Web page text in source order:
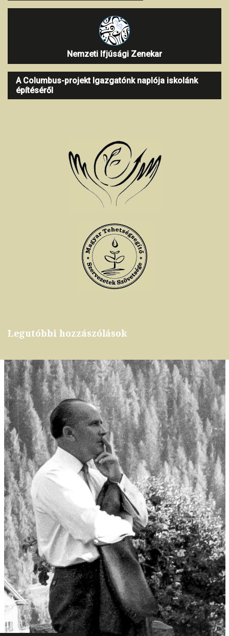
Nemzeti Ifjúsági Zenekar
A Columbus-projekt Igazgatónk naplója iskolánk
építéséről
Legutóbbi hozzászólások